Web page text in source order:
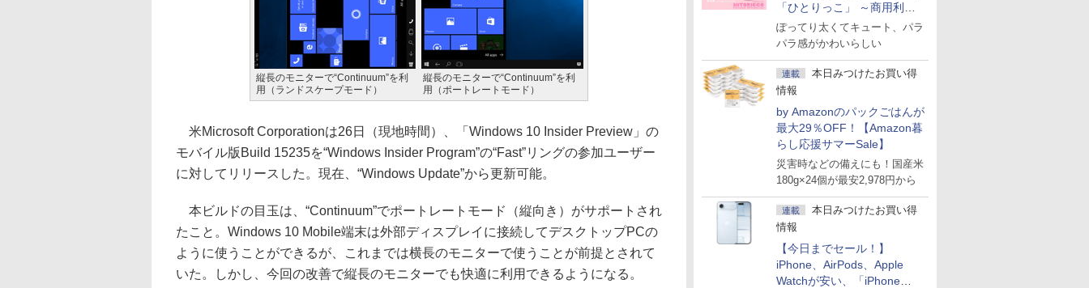
「ひとりっこ」 ～商用利用
OK
ぽってり太くてキュート、パラ
パラ感がかわいらしい
連載
本日みつけたお買い得
情報
by Amazonのパックごはんが
最大29％OFF！【Amazon暮
らし応援サマーSale】
災害時などの備えにも！国産米
180g×24個が最安2,978円から
連載
本日みつけたお買い得
情報
【今日までセール！】
iPhone、AirPods、Apple
Watchが安い、「iPhone
縦長のモニターで“Continuum”を利
用（ランドスケープモード）
縦長のモニターで“Continuum”を利
用（ポートレートモード）
米Microsoft Corporationは26日（現地時間）、「Windows 10 Insider Preview」の
モバイル版Build 15235を“Windows Insider Program”の“Fast”リングの参加ユーザー
に対してリリースした。現在、“Windows Update”から更新可能。
本ビルドの目玉は、“Continuum”でポートレートモード（縦向き）がサポートされ
たこと。Windows 10 Mobile端末は外部ディスプレイに接続してデスクトップPCの
ように使うことができるが、これまでは横長のモニターで使うことが前提とされて
いた。しかし、今回の改善で縦長のモニターでも快適に利用できるようになる。